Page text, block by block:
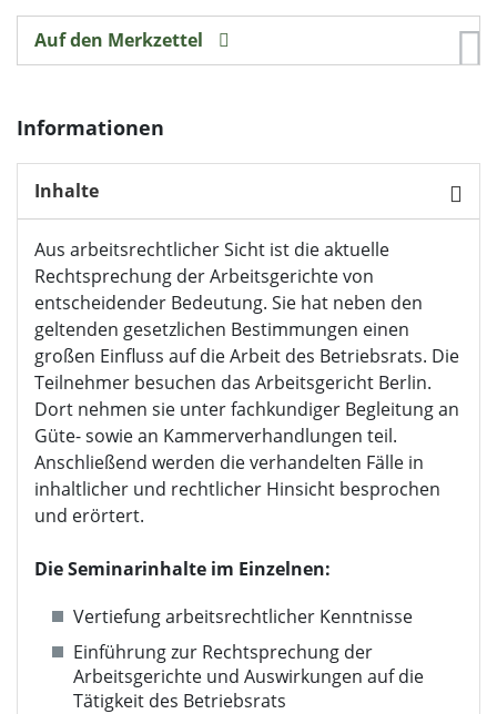
Auf den Merkzettel
Informationen
Inhalte
Aus arbeitsrechtlicher Sicht ist die aktuelle
Rechtsprechung der Arbeitsgerichte von
entscheidender Bedeutung. Sie hat neben den
geltenden gesetzlichen Bestimmungen einen
großen Einfluss auf die Arbeit des Betriebsrats. Die
Teilnehmer besuchen das Arbeitsgericht Berlin.
Dort nehmen sie unter fachkundiger Begleitung an
Güte- sowie an Kammerverhandlungen teil.
Anschließend werden die verhandelten Fälle in
inhaltlicher und rechtlicher Hinsicht besprochen
und erörtert.
Die Seminarinhalte im Einzelnen:
Vertiefung arbeitsrechtlicher Kenntnisse
Einführung zur Rechtsprechung der
Arbeitsgerichte und Auswirkungen auf die
Tätigkeit des Betriebsrats